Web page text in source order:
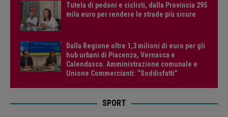
Tutela di pedoni e ciclisti, dalla Provincia 295
mila euro per rendere le strade più sicure
Dalla Regione oltre 1,3 milioni di euro per gli
hub urbani di Piacenza, Vernasca e
Calendasco. Amministrazione comunale e
Unione Commercianti: “Soddisfatti”
SPORT